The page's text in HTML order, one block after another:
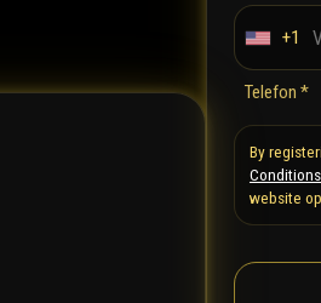
U
e
d
t
+1
Telefon *
By
Conditions
website